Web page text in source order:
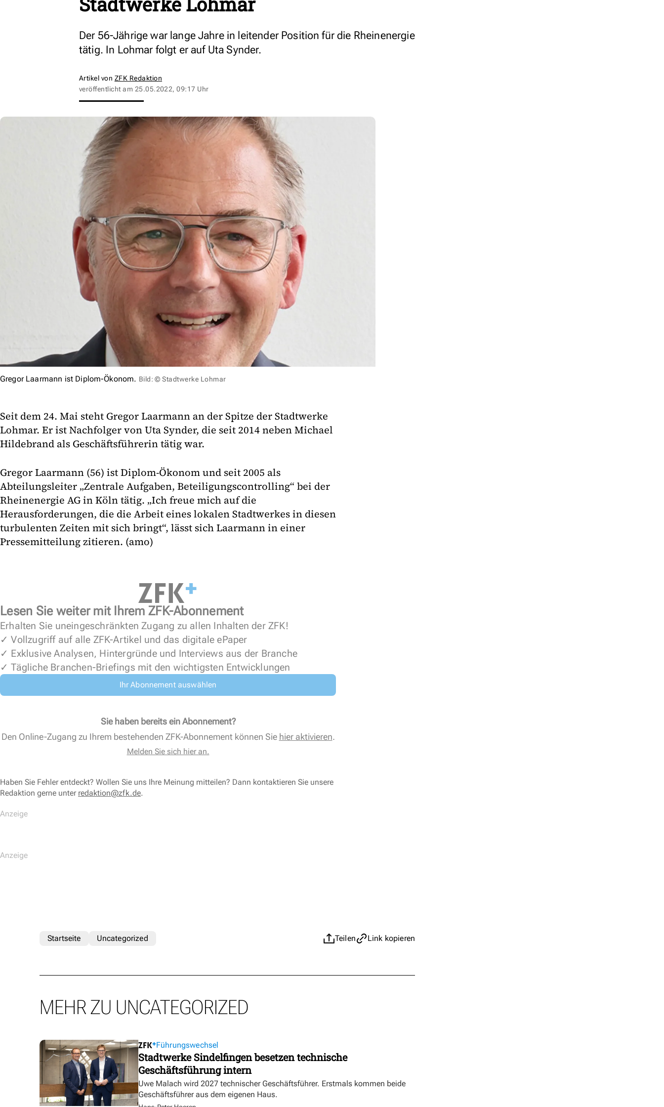
Der 56-Jährige war lange Jahre in leitender Position für die Rheinenergie
tätig. In Lohmar folgt er auf Uta Synder.
Artikel von ZFK Redaktion
veröffentlicht am 25.05.2022, 09:17 Uhr
Gregor Laarmann ist Diplom-Ökonom. Bild: © Stadtwerke Lohmar
Seit dem 24. Mai steht Gregor Laarmann an der Spitze der Stadtwerke
Lohmar. Er ist Nachfolger von Uta Synder, die seit 2014 neben Michael
Hildebrand als Geschäftsführerin tätig war.
Gregor Laarmann (56) ist Diplom-Ökonom und seit 2005 als
Abteilungsleiter „Zentrale Aufgaben, Beteiligungscontrolling“ bei der
Rheinenergie AG in Köln tätig. „Ich freue mich auf die
Herausforderungen, die die Arbeit eines lokalen Stadtwerkes in diesen
turbulenten Zeiten mit sich bringt“, lässt sich Laarmann in einer
Pressemitteilung zitieren. (amo)
Lesen Sie weiter mit Ihrem ZFK-Abonnement
Erhalten Sie uneingeschränkten Zugang zu allen Inhalten der ZFK!
✓ Vollzugriff auf alle ZFK-Artikel und das digitale ePaper
✓ Exklusive Analysen, Hintergründe und Interviews aus der Branche
✓ Tägliche Branchen-Briefings mit den wichtigsten Entwicklungen
Ihr Abonnement auswählen
Sie haben bereits ein Abonnement?
Den Online-Zugang zu Ihrem bestehenden ZFK-Abonnement können Sie hier aktivieren.
Melden Sie sich hier an.
Haben Sie Fehler entdeckt? Wollen Sie uns Ihre Meinung mitteilen? Dann kontaktieren Sie unsere
Redaktion gerne unter redaktion@zfk.de.
Teilen Link kopieren
Startseite Uncategorized
MEHR ZU UNCATEGORIZED
Führungswechsel
Stadtwerke Sindelfingen besetzen technische
Geschäftsführung intern
Uwe Malach wird 2027 technischer Geschäftsführer. Erstmals kommen beide
Geschäftsführer aus dem eigenen Haus.